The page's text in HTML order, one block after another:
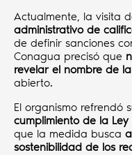
Actualmente, la visita
administrativo de
de definir sanciones
Conagua precisó que
revelar el nombre de
abierto.
El organismo refrendó
cumplimiento de la
que la medida busca
sostenibilidad de los